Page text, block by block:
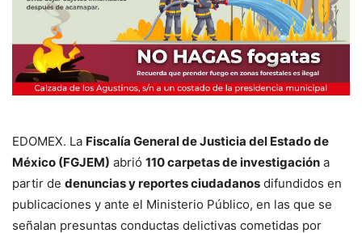
EDOMEX. La Fiscalía General de Justicia del Estado de
México (FGJEM) abrió 110 carpetas de investigación a
partir de denuncias y reportes ciudadanos difundidos en
publicaciones y ante el Ministerio Público, en las que se
señalan presuntas conductas delictivas cometidas por